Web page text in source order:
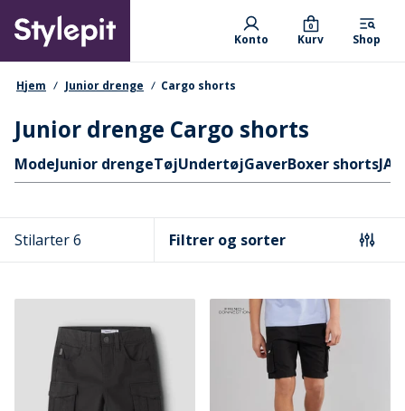
main
content
Primary departments
Konto Kurv
0
Shop
navigationssti
Hjem Junior drenge Cargo shorts
Junior drenge Cargo shorts
Hurtige links
ModeJunior drengeTøjUndertøjGaverBoxer shorts
Stilarter 6 Filtrer og sorter